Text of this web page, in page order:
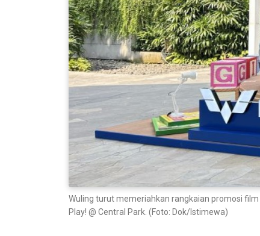
Wuling turut memeriahkan rangkaian promosi
Play! @ Central Park. (Foto: Dok/Istimewa)